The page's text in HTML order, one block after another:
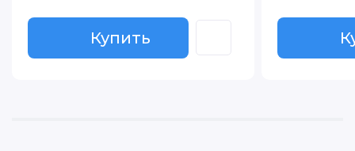
Купить